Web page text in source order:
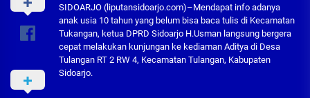
SIDOARJO (liputansidoarjo.com)–Mendapat info adanya
anak usia 10 tahun yang belum bisa baca tulis di Kecamatan
Tukangan, ketua DPRD Sidoarjo H.Usman langsung bergera
cepat melakukan kunjungan ke kediaman Aditya di Desa
Tulangan RT 2 RW 4, Kecamatan Tulangan, Kabupaten
Sidoarjo.